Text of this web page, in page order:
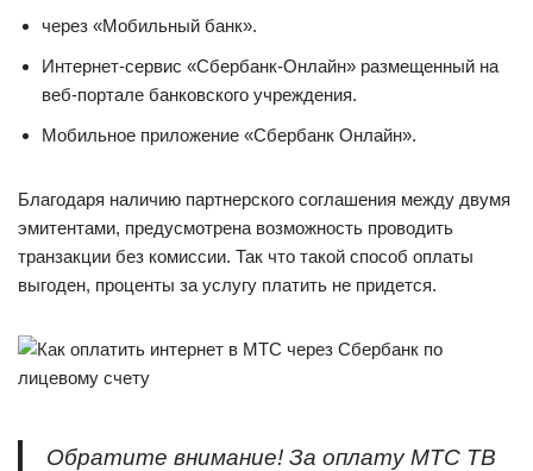
через «Мобильный банк».
Интернет-сервис «Сбербанк-Онлайн» размещенный на
веб-портале банковского учреждения.
Мобильное приложение «Сбербанк Онлайн».
Благодаря наличию партнерского соглашения между двумя
эмитентами, предусмотрена возможность проводить
транзакции без комиссии. Так что такой способ оплаты
выгоден, проценты за услугу платить не придется.
Обратите внимание! За оплату МТС ТВ